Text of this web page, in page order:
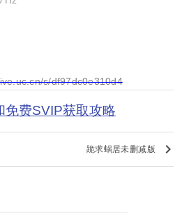
s/df97dc0e310d4
免费SVIP获取攻略
跪求蜗居未删减版 keyboard_arrow_right